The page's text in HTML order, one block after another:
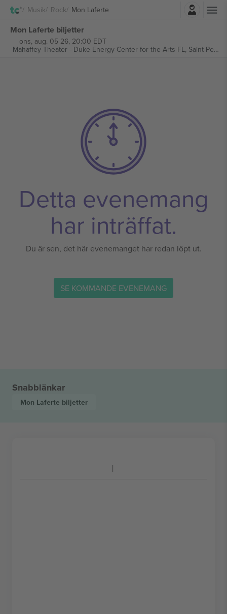
Musik Rock Mon Laferte
Mon Laferte biljetter
ons, aug. 05 26, 20:00 EDT
Mahaffey Theater - Duke Energy Center for the Arts FL, Saint Petersburg, United States
Detta evenemang
har inträffat.
Du är sen, det här evenemanget har redan löpt ut.
SE KOMMANDE EVENEMANG
Snabblänkar
Mon Laferte biljetter